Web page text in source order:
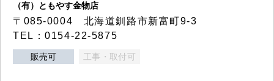
（有）ともやす金物店
〒085-0004 北海道釧路市新富町9-3
TEL：0154-22-5875
販売可 工事・取付可